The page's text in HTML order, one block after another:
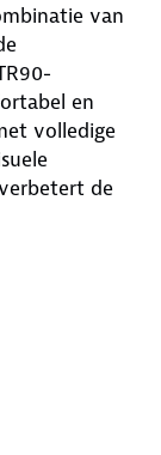
van
en
volledige
de
rit
blijft
je ogen,
zijn